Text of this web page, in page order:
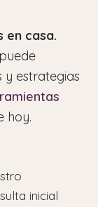
en casa.
y estrategias
hoy.
inicial